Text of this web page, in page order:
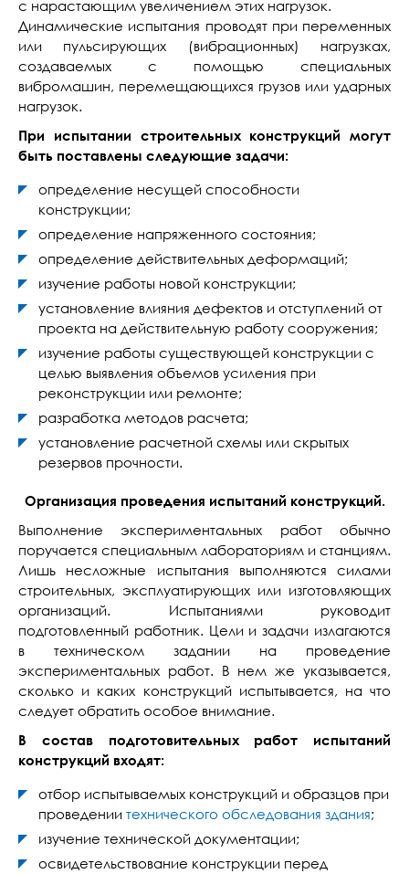
с нарастающим увеличением этих нагрузок.
Динамические испытания проводят при переменных
или пульсирующих (вибрационных) нагрузках,
создаваемых с помощью специальных
вибромашин, перемещающихся грузов или ударных
нагрузок.
При испытании строительных конструкций могут
быть поставлены следующие задачи:
определение несущей способности
конструкции;
определение напряженного состояния;
определение действительных деформаций;
изучение работы новой конструкции;
установление влияния дефектов и отступлений от
проекта на действительную работу сооружения;
изучение работы существующей конструкции с
целью выявления объемов усиления при
реконструкции или ремонте;
разработка методов расчета;
установление расчетной схемы или скрытых
резервов прочности.
Организация проведения испытаний конструкций.
Выполнение экспериментальных работ обычно
поручается специальным лабораториям и станциям.
Лишь несложные испытания выполняются силами
строительных, эксплуатирующих или изготовляющих
организаций. Испытаниями руководит
подготовленный работник. Цели и задачи излагаются
в техническом задании на проведение
экспериментальных работ. В нем же указывается,
сколько и каких конструкций испытывается, на что
следует обратить особое внимание.
В состав подготовительных работ испытаний
конструкций входят:
отбор испытываемых конструкций и образцов при
проведении технического обследования здания;
изучение технической документации;
освидетельствование конструкции перед